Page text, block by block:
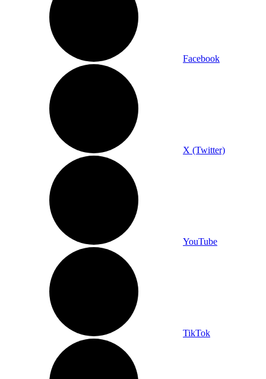
Facebook
X (Twitter)
YouTube
TikTok